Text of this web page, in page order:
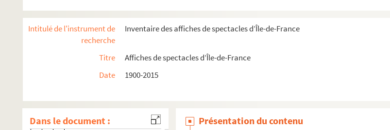
Intitulé de l'instrument de
recherche
Inventaire des affiches de spectacles d’Île-de-France
Titre
Affiches de spectacles d’Île-de-France
Date
1900-2015
Dans le document :
4-AFF-005035-(34). L'illusion comique
4-AFF-005035-(35). Intolérance
4-AFF-005035-(89). Ivanov
4-AFF-005035-(40). Le jeu de l'amour et du hasard
4-AFF-005035-(41). Le jeune homme
Présentation du contenu